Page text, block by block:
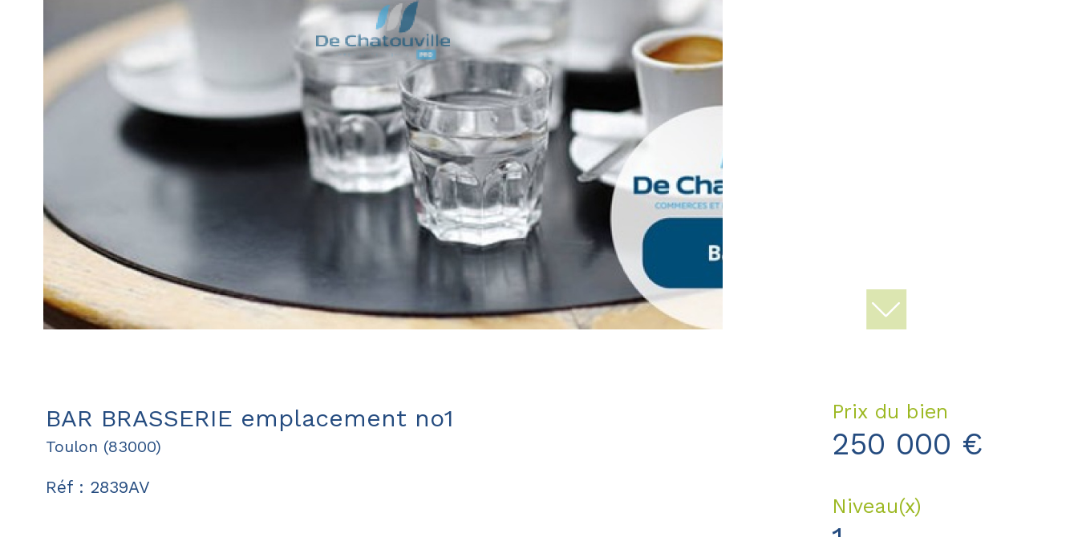
BAR BRASSERIE emplacement no1
Toulon (83000)
Réf : 2839AV
Prix du bien
250 000 €
Niveau(x)